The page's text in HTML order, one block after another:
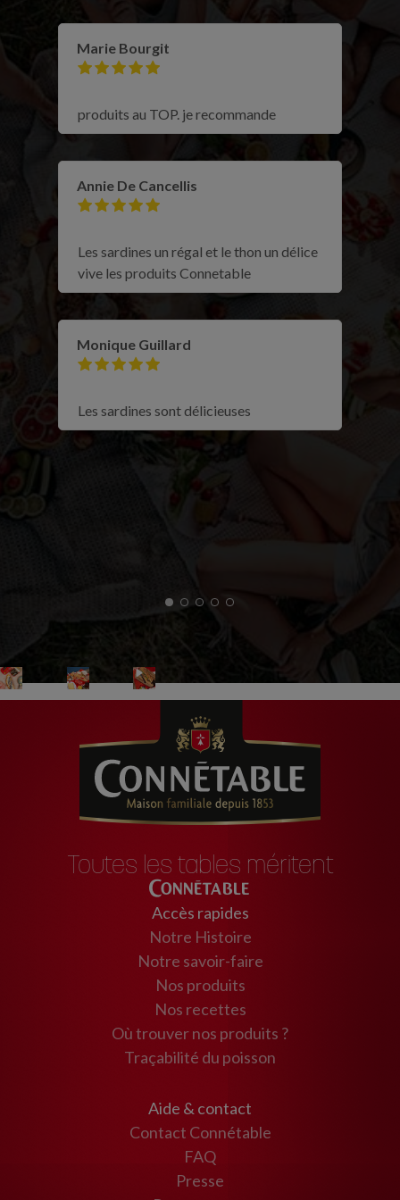
Marie Bourgit
produits au TOP. je recommande
Annie De Cancellis
Les sardines un régal et le thon un délice
vive les produits Connetable
Monique Guillard
Les sardines sont délicieuses
Accès rapides
Notre Histoire
Notre savoir-faire
Nos produits
Nos recettes
Où trouver nos produits ?
Traçabilité du poisson
Toutes les tables méritent
Connétable
Aide & contact
Contact Connétable
FAQ
Presse